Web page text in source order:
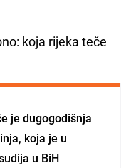
koja rijeka teče
je dugogodišnja
koja je u
u BiH